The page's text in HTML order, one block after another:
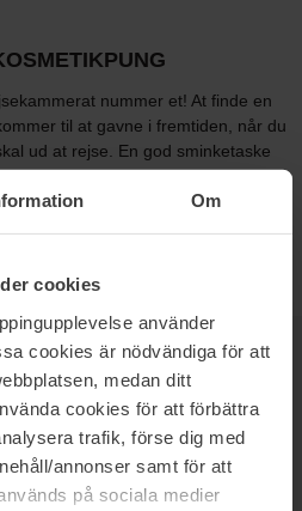
Om
cookies
använder
cookies är nödvändiga för att
medan ditt
cookies för att förbättra
trafik, förse dig med
annonser samt för att
på sociala medier
nummer et! At finde en
til at gavne i fremtiden, når du
ud at rejse. En god sminketaske
at den er rummelig, men
vil rejse let og gerne har plads til
AT VIDE DET